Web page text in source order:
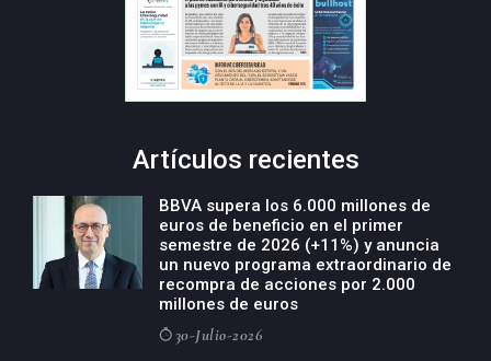
Artículos recientes
BBVA supera los 6.000 millones de
euros de beneficio en el primer
semestre de 2026 (+11%) y anuncia
un nuevo programa extraordinario de
recompra de acciones por 2.000
millones de euros
30-Julio-2026